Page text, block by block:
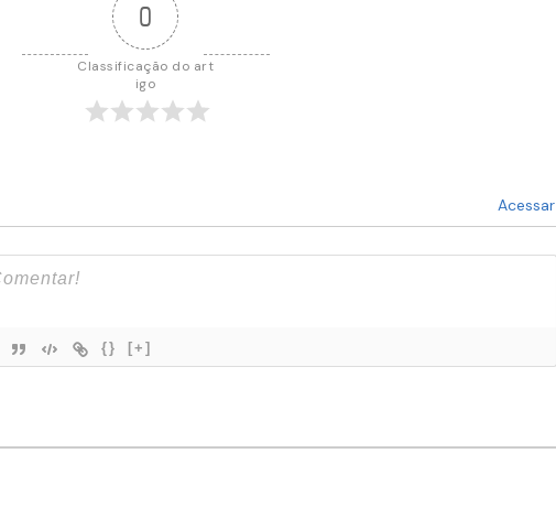
0
Classificação do art
igo
Acessar
{} [+]